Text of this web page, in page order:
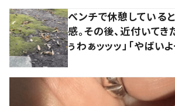
ベンチで休憩している
感。その後、近付いて
ぅわぁッッッ」「やばい